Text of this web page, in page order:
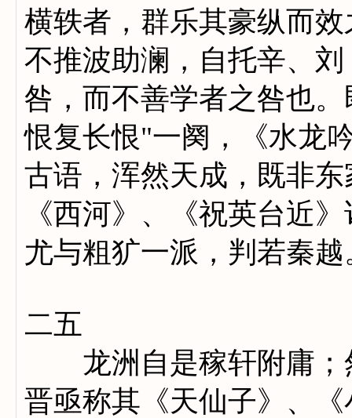
横轶者，群乐其豪纵而
不推波助澜，自托辛、
咎，而不善学者之咎也
恨复长恨"一阕，《水龙
古语，浑然天成，既非
《西河》、《祝英台近
尤与粗犷一派，判若秦越
二五
龙洲自是稼轩附庸；
晋亟称其《天仙子》、